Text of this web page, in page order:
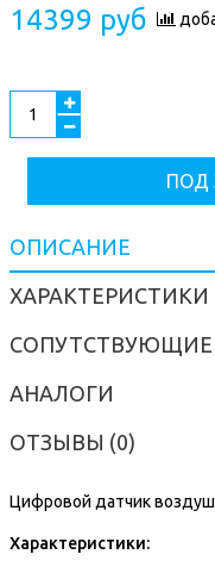
14399 руб
ПОД
ОПИСАНИЕ
ХАРАКТЕРИСТИКИ
СОПУТСТВУЮЩИЕ
АНАЛОГИ
ОТЗЫВЫ (0)
Цифровой датчик
Характеристики: